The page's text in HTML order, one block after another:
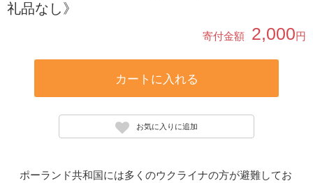
礼品なし》
寄付金額 2,000円
カートに入れる
お気に入りに追加
ポーランド共和国には多くのウクライナの方が避難してお